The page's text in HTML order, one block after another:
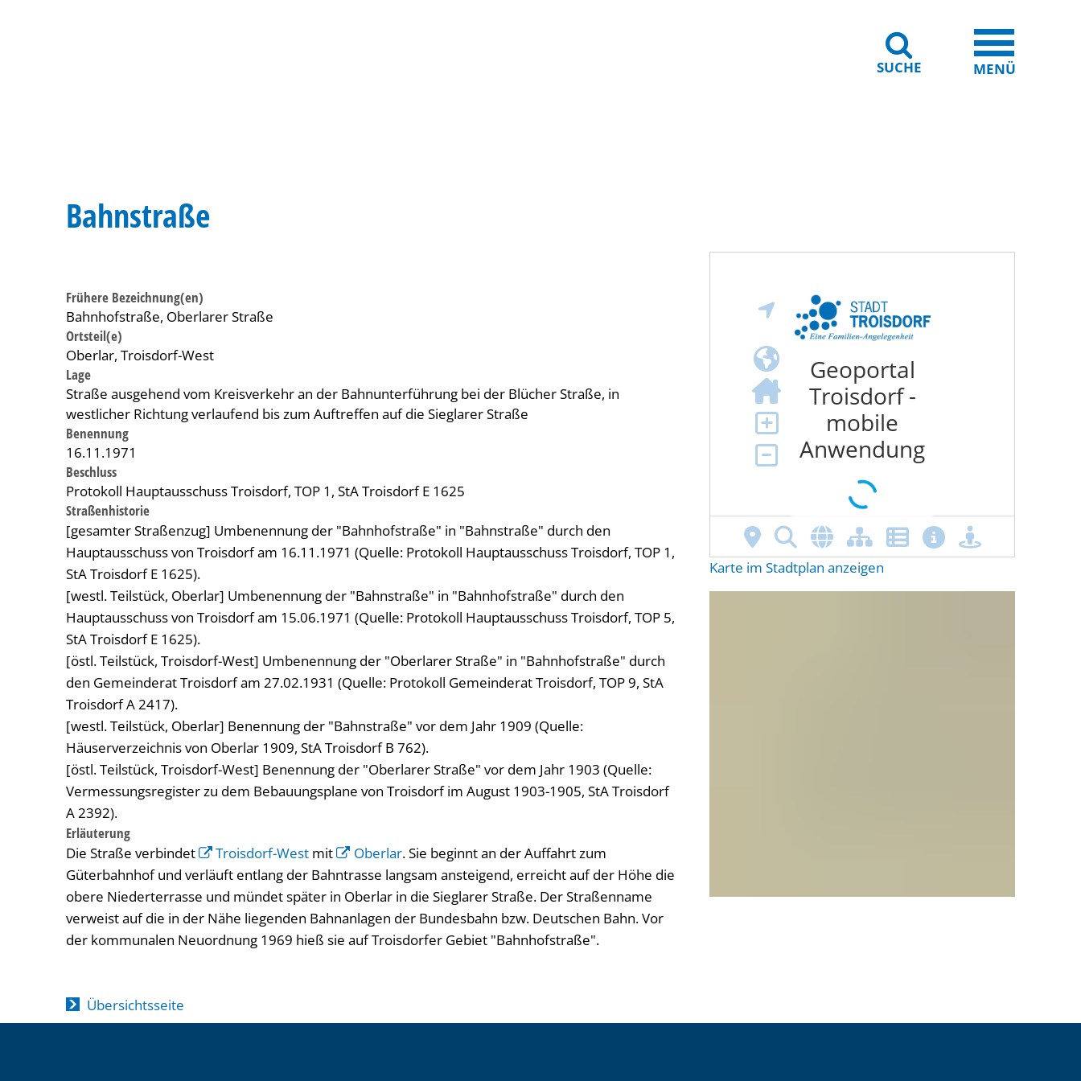
SUCHE MENÜ
Bahnstraße
Frühere Bezeichnung(en)
Bahnhofstraße, Oberlarer Straße
Ortsteil(e)
Oberlar, Troisdorf-West
Lage
Straße ausgehend vom Kreisverkehr an der Bahnunterführung bei der Blücher Straße, in
westlicher Richtung verlaufend bis zum Auftreffen auf die Sieglarer Straße
Benennung
16.11.1971
Beschluss
Protokoll Hauptausschuss Troisdorf, TOP 1, StA Troisdorf E 1625
Straßenhistorie
[gesamter Straßenzug] Umbenennung der "Bahnhofstraße" in "Bahnstraße" durch den
Hauptausschuss von Troisdorf am 16.11.1971 (Quelle: Protokoll Hauptausschuss Troisdorf, TOP 1,
StA Troisdorf E 1625).
[westl. Teilstück, Oberlar] Umbenennung der "Bahnstraße" in "Bahnhofstraße" durch den
Hauptausschuss von Troisdorf am 15.06.1971 (Quelle: Protokoll Hauptausschuss Troisdorf, TOP 5,
StA Troisdorf E 1625).
[östl. Teilstück, Troisdorf-West] Umbenennung der "Oberlarer Straße" in "Bahnhofstraße" durch
den Gemeinderat Troisdorf am 27.02.1931 (Quelle: Protokoll Gemeinderat Troisdorf, TOP 9, StA
Troisdorf A 2417).
[westl. Teilstück, Oberlar] Benennung der "Bahnstraße" vor dem Jahr 1909 (Quelle:
Häuserverzeichnis von Oberlar 1909, StA Troisdorf B 762).
[östl. Teilstück, Troisdorf-West] Benennung der "Oberlarer Straße" vor dem Jahr 1903 (Quelle:
Vermessungsregister zu dem Bebauungsplane von Troisdorf im August 1903-1905, StA Troisdorf
A 2392).
Erläuterung
Die Straße verbindet
Troisdorf-West mit Oberlar. Sie beginnt an der Auffahrt zum
Güterbahnhof und verläuft entlang der Bahntrasse langsam ansteigend, erreicht auf der Höhe die
obere Niederterrasse und mündet später in Oberlar in die Sieglarer Straße. Der Straßenname
verweist auf die in der Nähe liegenden Bahnanlagen der Bundesbahn bzw. Deutschen Bahn. Vor
der kommunalen Neuordnung 1969 hieß sie auf Troisdorfer Gebiet "Bahnhofstraße".
Übersichtsseite
Karte im Stadtplan anzeigen